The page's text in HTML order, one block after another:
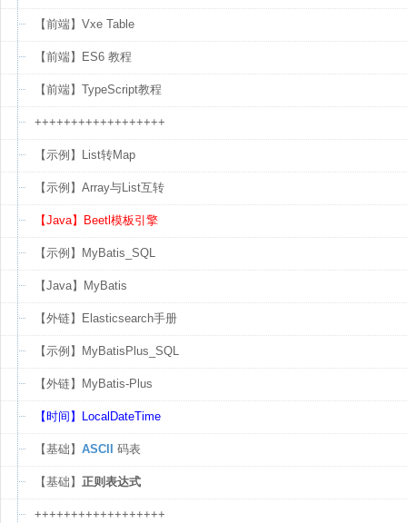
【前端】Vxe Table
【前端】ES6 教程
【前端】TypeScript教程
++++++++++++++++++
【示例】List转Map
【示例】Array与List互转
【Java】Beetl模板引擎
【示例】MyBatis_SQL
【Java】MyBatis
【外链】Elasticsearch手册
【示例】MyBatisPlus_SQL
【外链】MyBatis-Plus
【时间】LocalDateTime
【基础】 ASCII 码表
【基础】 正则表达式
++++++++++++++++++